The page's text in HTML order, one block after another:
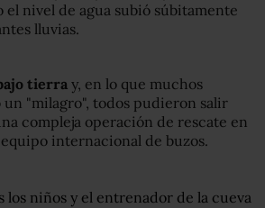
nivel de agua subió súbitamente
lluvias.
tierra y, en lo que muchos
"milagro", todos pudieron salir
compleja operación de rescate en
internacional de buzos.
los niños y el entrenador de la cueva